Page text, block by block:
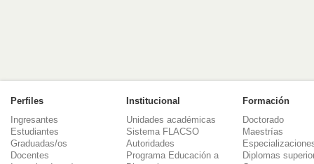
Perfiles
Ingresantes
Estudiantes
Graduadas/os
Docentes
Institucional
Unidades académicas
Sistema FLACSO
Autoridades
Programa Educación a
Formación
Doctorado
Maestrías
Diplomas